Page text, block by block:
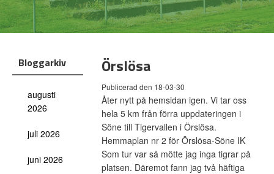
Bloggarkiv
augusti
2026
juli 2026
juni 2026
Örslösa
Publicerad den 18-03-30
Åter nytt på hemsidan igen. Vi tar oss
hela 5 km från förra uppdateringen i
Söne till Tigervallen i Örslösa.
Hemmaplan nr 2 för Örslösa-Söne IK
Som tur var så mötte jag inga tigrar på
platsen. Däremot fann jag två häftiga